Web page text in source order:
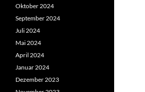
Oktober 2024
September 2024
Juli 2024
Mai 2024
April 2024
Januar 2024
Dezember 2023